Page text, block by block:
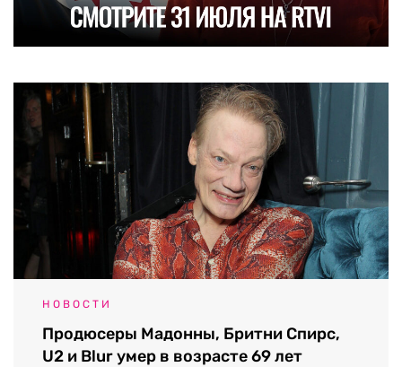
НОВОСТИ
Продюсеры Мадонны, Бритни Спирс,
U2 и Blur умер в возрасте 69 лет